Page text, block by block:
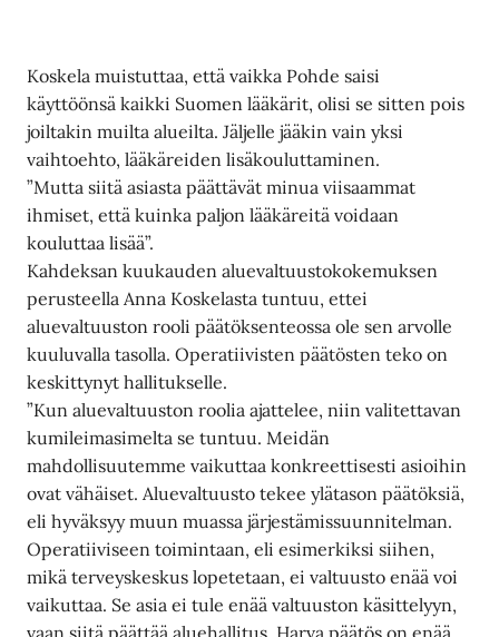
Koskela muistuttaa, että vaikka Pohde saisi
käyttöönsä kaikki Suomen lääkärit, olisi se sitten pois
joiltakin muilta alueilta. Jäljelle jääkin vain yksi
vaihtoehto, lääkäreiden lisäkouluttaminen.
”Mutta siitä asiasta päättävät minua viisaammat
ihmiset, että kuinka paljon lääkäreitä voidaan
kouluttaa lisää”.
Kahdeksan kuukauden aluevaltuustokokemuksen
perusteella Anna Koskelasta tuntuu, ettei
aluevaltuuston rooli päätöksenteossa ole sen arvolle
kuuluvalla tasolla. Operatiivisten päätösten teko on
keskittynyt hallitukselle.
”Kun aluevaltuuston roolia ajattelee, niin valitettavan
kumileimasimelta se tuntuu. Meidän
mahdollisuutemme vaikuttaa konkreettisesti asioihin
ovat vähäiset. Aluevaltuusto tekee ylätason päätöksiä,
eli hyväksyy muun muassa järjestämissuunnitelman.
Operatiiviseen toimintaan, eli esimerkiksi siihen,
mikä terveyskeskus lopetetaan, ei valtuusto enää voi
vaikuttaa. Se asia ei tule enää valtuuston käsittelyyn,
vaan siitä päättää aluehallitus. Harva päätös on enää